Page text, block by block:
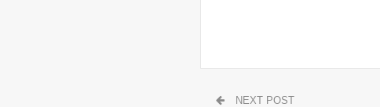
NEXT POST